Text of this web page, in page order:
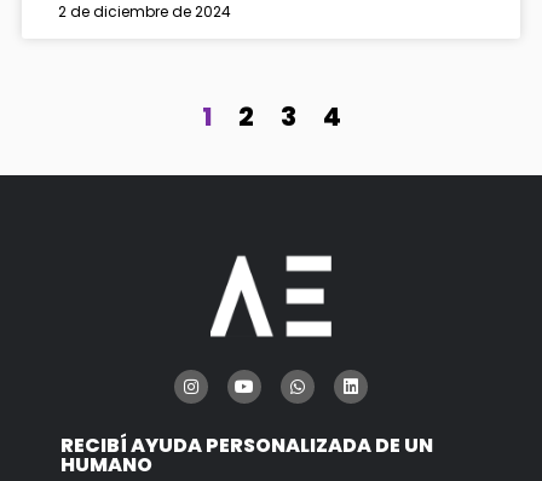
2 de diciembre de 2024
1 2 3 4
RECIBÍ AYUDA PERSONALIZADA DE UN
HUMANO